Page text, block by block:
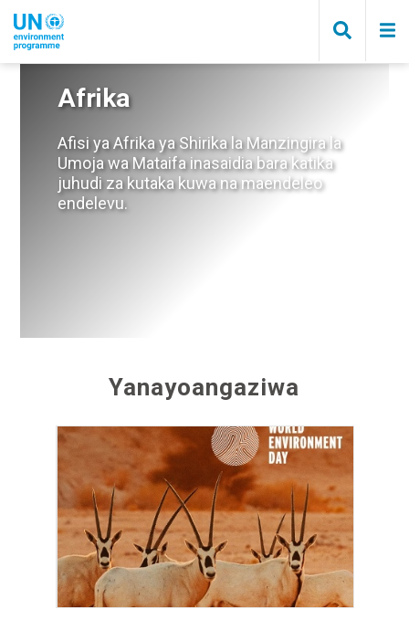
main
content
Afrika
Afisi ya Afrika ya Shirika la Manzingira la
Umoja wa Mataifa inasaidia bara katika
juhudi za kutaka kuwa na maendeleo
endelevu.
Yanayoangaziwa